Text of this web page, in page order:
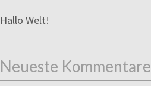
Hallo Welt!
Neueste Kommentare